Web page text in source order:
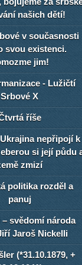
našich dětí!
v současnosti
svou existenci.
jim!
- Lužičtí
Srbové X
říše
nepřipojí k
si její půdu
zmizí
politika rozděl a
panuj
svědomí národa
Jaroš Nickelli
(*31.10.1879, +